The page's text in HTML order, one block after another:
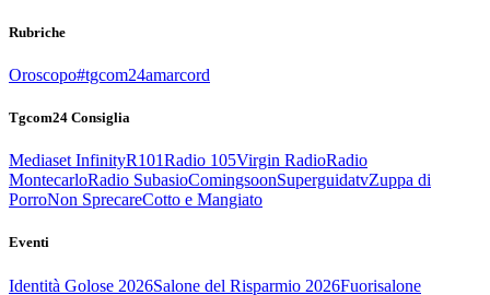
Rubriche
Oroscopo#tgcom24amarcord
Tgcom24 Consiglia
Mediaset InfinityR101Radio 105Virgin RadioRadio
MontecarloRadio SubasioComingsoonSuperguidatvZuppa di
PorroNon SprecareCotto e Mangiato
Eventi
Identità Golose 2026Salone del Risparmio 2026Fuorisalone